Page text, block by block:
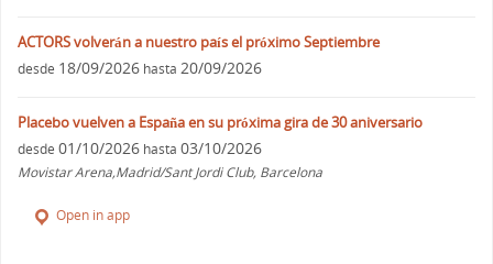
ACTORS volverán a nuestro país el próximo Septiembre
desde 18/09/2026 hasta 20/09/2026
Placebo vuelven a España en su próxima gira de 30 aniversario
desde 01/10/2026 hasta 03/10/2026
Movistar Arena,Madrid/Sant Jordi Club, Barcelona
Open in app